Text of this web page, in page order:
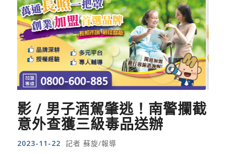
影 / 男子酒駕肇逃！南警攔截
意外查獲三級毒品送辦
2023-11-22 記者 蘇旋/報導